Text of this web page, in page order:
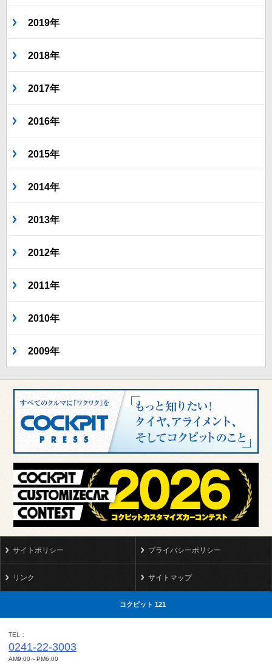
2019年
2018年
2017年
2016年
2015年
2014年
2013年
2012年
2011年
2010年
2009年
サイトポリシー プライバシーポリシー
リンク サイトマップ
コクピット 121
TEL
0241-22-3003
AM9:00～PM6:00